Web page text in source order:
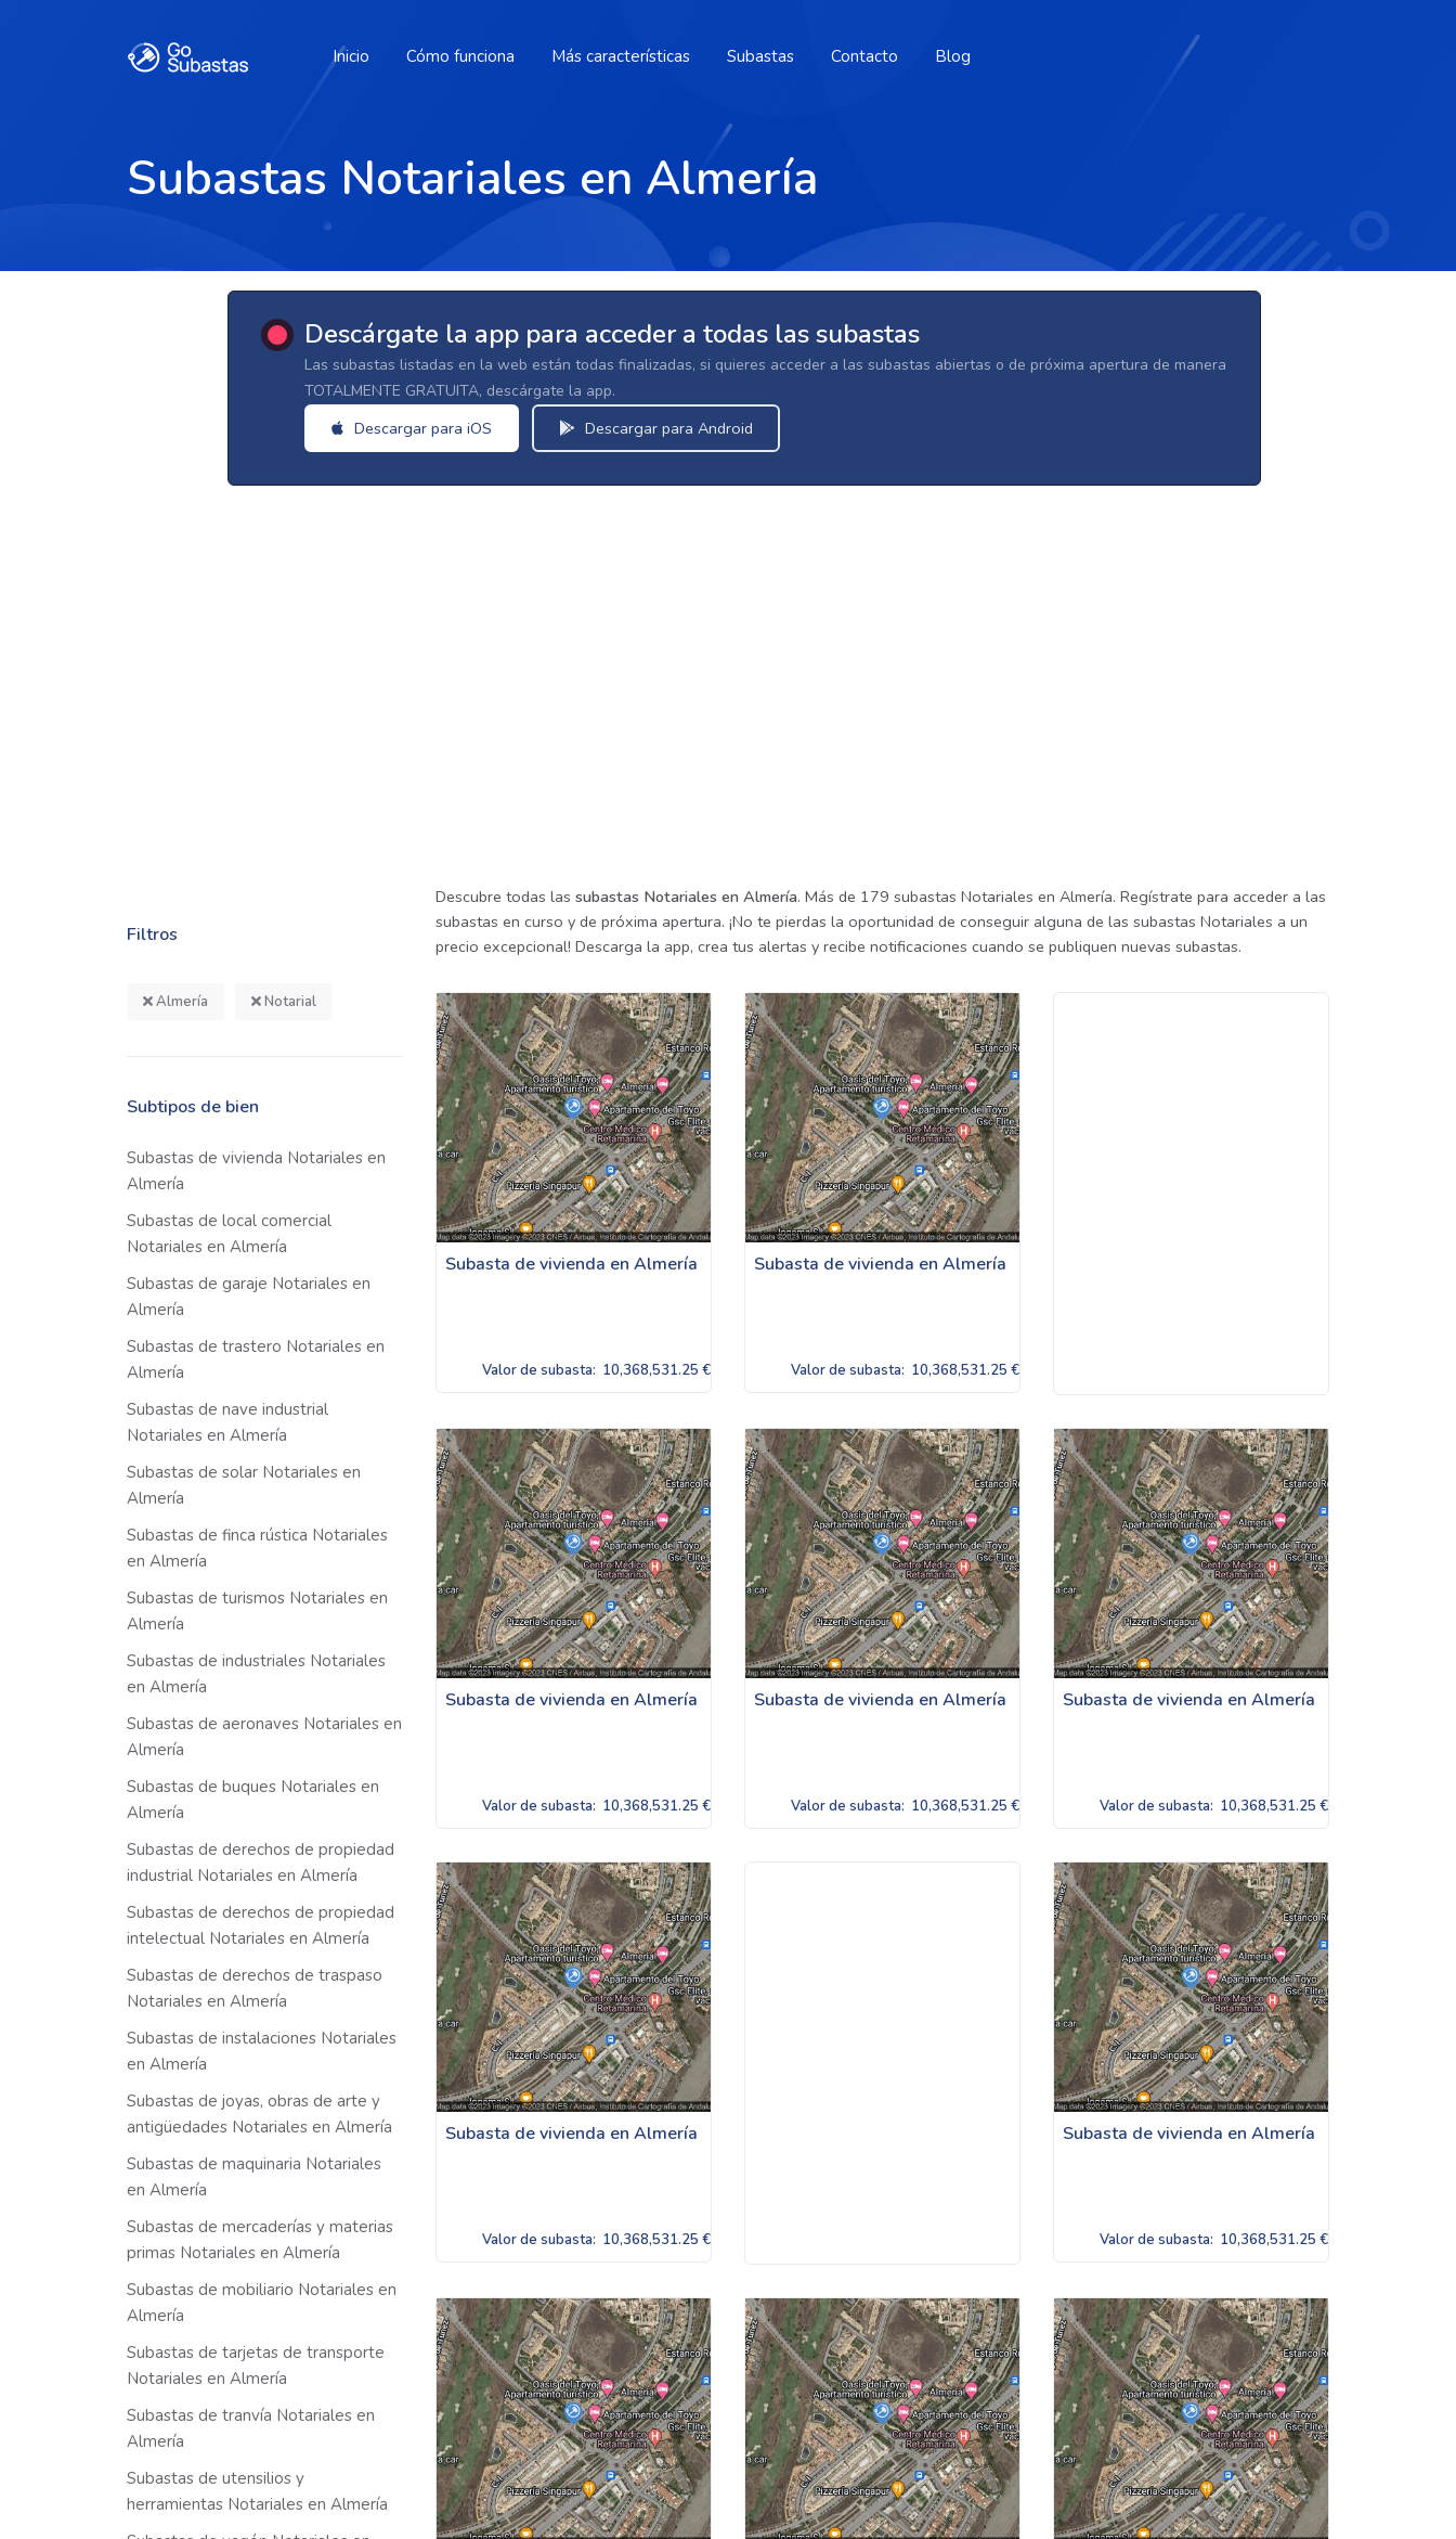
Inicio Cómo funciona Más características Subastas Contacto Blog
Subastas Notariales en Almería
Descárgate la app para acceder a todas las subastas
Las subastas listadas en la web están todas finalizadas, si quieres acceder a las subastas abiertas o de próxima apertura de manera
TOTALMENTE GRATUITA, descárgate la app.
Descargar para iOS Descargar para Android
Filtros
Almería Notarial
Subtipos de bien
Subastas de vivienda Notariales en
Almería
Subastas de local comercial
Notariales en Almería
Subastas de garaje Notariales en
Almería
Subastas de trastero Notariales en
Almería
Subastas de nave industrial
Notariales en Almería
Subastas de solar Notariales en
Almería
Subastas de finca rústica Notariales
en Almería
Subastas de turismos Notariales en
Almería
Subastas de industriales Notariales
en Almería
Subastas de aeronaves Notariales en
Almería
Subastas de buques Notariales en
Almería
Subastas de derechos de propiedad
industrial Notariales en Almería
Subastas de derechos de propiedad
intelectual Notariales en Almería
Subastas de derechos de traspaso
Notariales en Almería
Subastas de instalaciones Notariales
en Almería
Subastas de joyas, obras de arte y
antigüedades Notariales en Almería
Subastas de maquinaria Notariales
en Almería
Subastas de mercaderías y materias
primas Notariales en Almería
Subastas de mobiliario Notariales en
Almería
Subastas de tarjetas de transporte
Notariales en Almería
Subastas de tranvía Notariales en
Almería
Subastas de utensilios y
herramientas Notariales en Almería
Descubre todas las subastas Notariales en Almería. Más de 179 subastas Notariales en Almería. Regístrate para acceder a las
subastas en curso y de próxima apertura. ¡No te pierdas la oportunidad de conseguir alguna de las subastas Notariales a un
precio excepcional! Descarga la app, crea tus alertas y recibe notificaciones cuando se publiquen nuevas subastas.
Subasta de vivienda en Almería
Valor de subasta: 10,368,531.25 €
Subasta de vivienda en Almería
Valor de subasta: 10,368,531.25 €
Subasta de vivienda en Almería
Valor de subasta: 10,368,531.25 €
Subasta de vivienda en Almería
Valor de subasta: 10,368,531.25 €
Subasta de vivienda en Almería
Valor de subasta: 10,368,531.25 €
Subasta de vivienda en Almería
Valor de subasta: 10,368,531.25 €
Subasta de vivienda en Almería
Valor de subasta: 10,368,531.25 €